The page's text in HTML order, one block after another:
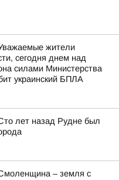
жители
сегодня днем над
силами Министерства
украинский БПЛА
лет назад Рудне был
– земля с